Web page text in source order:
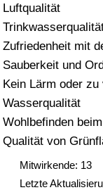
Luftqualität
Zufriedenheit mit
Sauberkeit und
Kein Lärm oder
Wasserqualität
Wohlbefinden
Qualität von
Mitwirkende: 13
Letzte
Verkehr